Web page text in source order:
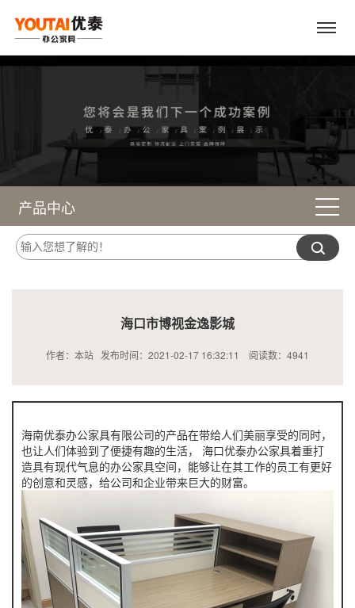
产品中心
海口市博视金逸影城
作者：本站 发布时间：2021-02-17 16:32:11 阅读数： 4941
海南优泰办公家具有限公司的产品在带给人们美丽享受的同时，
也让人们体验到了便捷有趣的生活， 海口优泰办公家具着重打
造具有现代气息的办公家具空间，能够让在其工作的员工有更好
的创意和灵感，给公司和企业带来巨大的财富。